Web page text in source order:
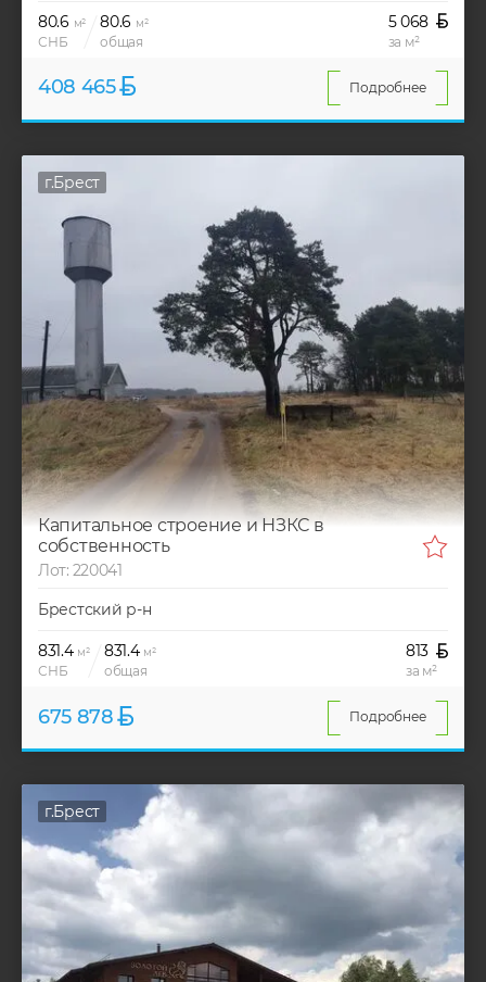
80.6 м²
СНБ
80.6 м²
общая
5 068
за м²
408 465 Подробнее
г.Брест
Капитальное строение и НЗКС в
собственность
Лот: 220041
Брестский р-н
831.4 м²
СНБ
831.4 м²
общая
813
за м²
675 878 Подробнее
г.Брест